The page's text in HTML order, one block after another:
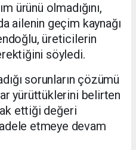
ürünü olmadığını,
ailenin geçim kaynağı
üreticilerin
söyledi.
sorunların çözümü
yürüttüklerini belirten
ettiği değeri
etmeye devam